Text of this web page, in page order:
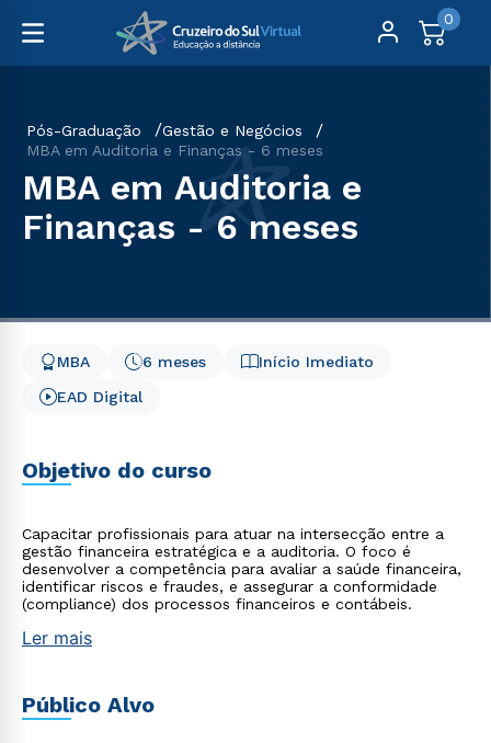
0
Pós-Graduação
Gestão e Negócios
MBA em Auditoria e Finanças - 6 meses
MBA em Auditoria e
Finanças - 6 meses
Início Imediato
6 meses
MBA
EAD Digital
Objetivo do curso
Capacitar profissionais para atuar na intersecção entre a
gestão financeira estratégica e a auditoria. O foco é
desenvolver a competência para avaliar a saúde financeira,
identificar riscos e fraudes, e assegurar a conformidade
(compliance) dos processos financeiros e contábeis.
Ler mais
Público Alvo